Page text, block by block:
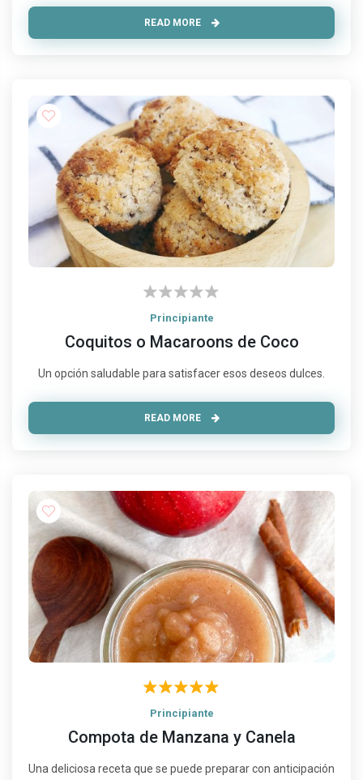
READ MORE
Principiante
Coquitos o Macaroons de Coco
Un opción saludable para satisfacer esos deseos dulces.
READ MORE
Principiante
Compota de Manzana y Canela
Una deliciosa receta que se puede preparar con anticipación